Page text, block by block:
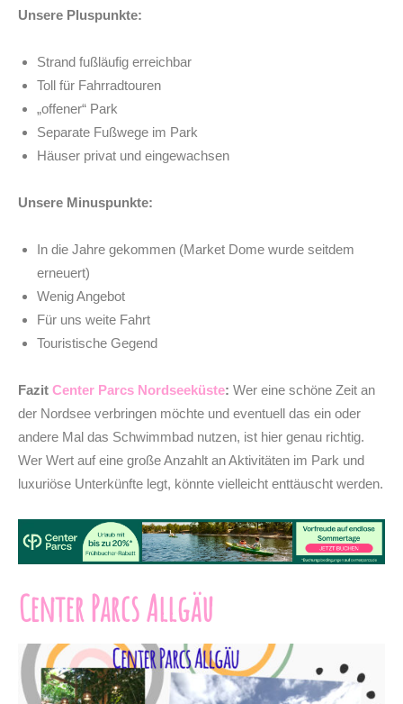
Unsere Pluspunkte:
Strand fußläufig erreichbar
Toll für Fahrradtouren
„offener“ Park
Separate Fußwege im Park
Häuser privat und eingewachsen
Unsere Minuspunkte:
In die Jahre gekommen (Market Dome wurde seitdem
erneuert)
Wenig Angebot
Für uns weite Fahrt
Touristische Gegend
Fazit Center Parcs Nordseeküste: Wer eine schöne Zeit an
der Nordsee verbringen möchte und eventuell das ein oder
andere Mal das Schwimmbad nutzen, ist hier genau richtig.
Wer Wert auf eine große Anzahlt an Aktivitäten im Park und
luxuriöse Unterkünfte legt, könnte vielleicht enttäuscht werden.
Center Parcs Allgäu